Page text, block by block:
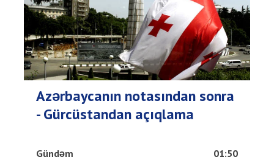
Azərbaycanın notasından sonra
- Gürcüstandan açıqlama
Gündəm 01:50